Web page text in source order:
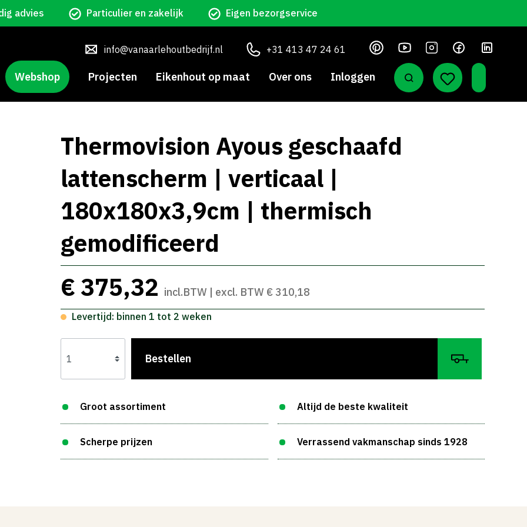
advies Particulier en zakelijk Eigen bezorgservice
info@vanaarlehoutbedrijf.nl +31 413 47 24 61
Webshop Projecten Eikenhout op maat Over ons Inloggen
Thermovision Ayous geschaafd
lattenscherm | verticaal |
180x180x3,9cm | thermisch
gemodificeerd
€ 375,32 incl.BTW | excl. BTW € 310,18
Levertijd: binnen 1 tot 2 weken
Bestellen
Groot assortiment
Scherpe prijzen
Altijd de beste kwaliteit
Verrassend vakmanschap sinds 1928